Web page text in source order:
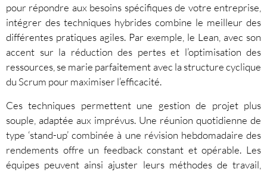
pour répondre aux besoins spécifiques de votre entreprise,
intégrer des techniques hybrides combine le meilleur des
différentes pratiques agiles. Par exemple, le Lean, avec son
accent sur la réduction des pertes et l’optimisation des
ressources, se marie parfaitement avec la structure cyclique
du Scrum pour maximiser l’efficacité.
Ces techniques permettent une gestion de projet plus
souple, adaptée aux imprévus. Une réunion quotidienne de
type ‘stand-up’ combinée à une révision hebdomadaire des
rendements offre un feedback constant et opérable. Les
équipes peuvent ainsi ajuster leurs méthodes de travail,